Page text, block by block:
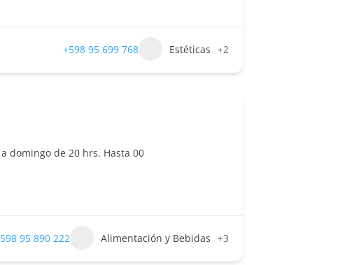
+598 95 699 768 Estéticas +2
domingo de 20 hrs. Hasta 00
95 890 222 Alimentación y Bebidas +3